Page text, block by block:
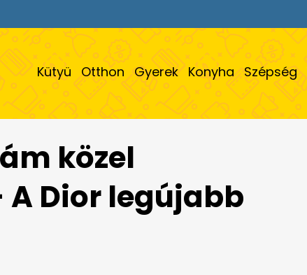
Kütyü Otthon Gyerek Konyha Szépség
közel
Dior legújabb